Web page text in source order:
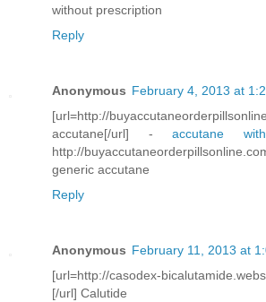
without prescription
Reply
Anonymous February 4, 2013 at
[url=http://
accutane[/url] -accutane
http://
generic accutane
Reply
Anonymous February 11, 2013 at
[url=http://casodex-
[/url] Calutide